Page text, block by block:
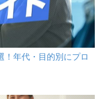
！年代・目的別にプロ